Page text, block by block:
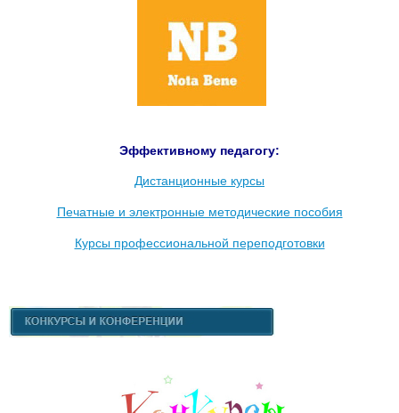
Эффективному педагогу:
Дистанционные курсы
Печатные и электронные методические пособия
Курсы профессиональной переподготовки